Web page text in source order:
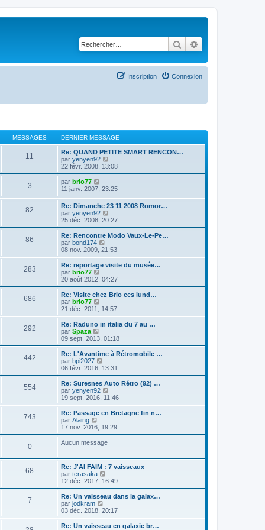
Rechercher
Connexion
Inscription
MESSAGES DERNIER MESSAGE
11
Re: QUAND PETITE SMART RENCON…
par yenyen92
o
n
u
t
e
l
e
d
r
n
i
r
m
e
s
a
g
e
22 févr. 2008, 13:08
3 par brio77
o
u
l
t
e
r
l
e
d
e
n
i
e
m
e
s
a
g
e
11 janv. 2007, 23:25
82
Re: Dimanche 23 11 2008 Romor…
par yenyen92
o
n
s
l
e
r
e
e
n
i
e
m
e
s
a
g
e
25 déc. 2008, 20:27
86
Re: Rencontre Modo Vaux-Le-Pe…
par bond174
o
n
s
l
e
r
l
e
e
n
i
e
m
e
s
s
a
g
e
08 nov. 2009, 21:53
283
Re: reportage visite du musée…
par brio77
o
n
s
e
r
e
e
r
n
i
e
r
m
e
s
a
g
e
20 août 2012, 04:27
686
Re: Visite chez Brio ces lund…
par brio77
o
n
s
t
r
l
e
e
r
n
i
e
m
e
s
a
g
e
21 déc. 2011, 14:57
292
Re: Raduno in italia du 7 au …
par Spaza
o
n
s
u
l
r
l
e
e
n
i
e
m
e
s
s
a
g
e
09 sept. 2013, 01:18
442
Re: L'Avantime à Rétromobile …
par bpi2027
o
n
s
u
l
r
l
e
e
n
e
r
m
e
s
a
g
06 févr. 2016, 13:31
554
Re: Suresnes Auto Rétro (92) …
par yenyen92
o
n
s
l
e
d
r
n
i
r
m
e
19 sept. 2016, 11:46
743
Re: Passage en Bretagne fin n…
par Alaing
n
s
u
t
e
r
l
e
d
e
r
n
i
17 nov. 2016, 19:29
0 Aucun message
68
Re: J'AI FAIM : 7 vaisseaux
par terasaka
o
n
s
l
12 déc. 2017, 16:49
7
Re: Un vaisseau dans la galax…
par jodkram
o
n
s
03 déc. 2018, 20:17
Re: Un vaisseau en galaxie br…